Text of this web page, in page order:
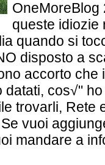
OneMoreBlog
queste idiozie
quando si
disposto a
accorto che
datati, cos√"
trovarli, Rete
vuoi
mandare a